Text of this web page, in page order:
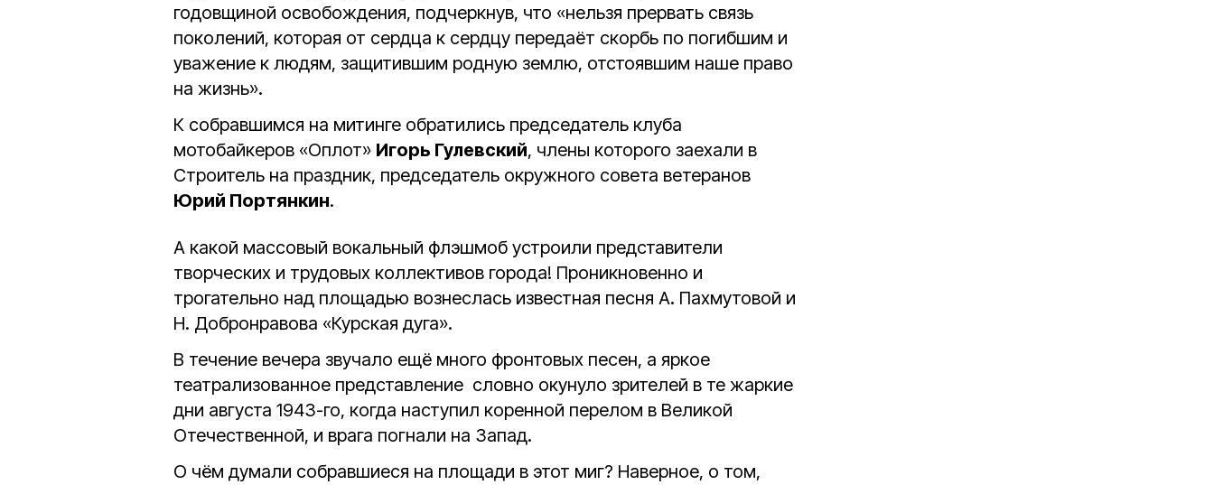
годовщиной освобождения, подчеркнув, что «нельзя прервать связь
поколений, которая от сердца к сердцу передаёт скорбь по погибшим и
уважение к людям, защитившим родную землю, отстоявшим наше право
на жизнь».
К собравшимся на митинге обратились председатель клуба
мотобайкеров «Оплот» Игорь Гулевский, члены которого заехали в
Строитель на праздник, председатель окружного совета ветеранов
Юрий Портянкин.
А какой массовый вокальный флэшмоб устроили представители
творческих и трудовых коллективов города! Проникновенно и
трогательно над площадью вознеслась известная песня А. Пахмутовой и
Н. Добронравова «Курская дуга».
В течение вечера звучало ещё много фронтовых песен, а яркое
театрализованное представление словно окунуло зрителей в те жаркие
дни августа 1943-го, когда наступил коренной перелом в Великой
Отечественной, и врага погнали на Запад.
О чём думали собравшиеся на площади в этот миг? Наверное, о том,